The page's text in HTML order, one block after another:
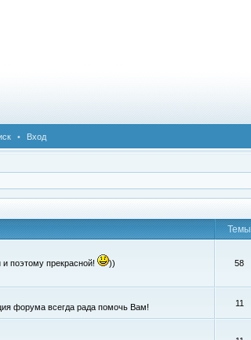
• Вход
Темы
поэтому прекрасной!
))
58
форума всегда рада помочь Вам! 11